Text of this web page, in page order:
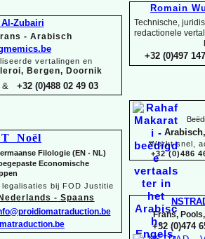
Romain
Technische,
redactionele
+32 (0)497
Werkt snel,
+32 (0)486
Frans,
+32 (0)474
Al-Zubairi
- Arabisch
vertalingen en
Bergen, Doornik
& +32 (0)488 02 49 03
Noël
Filologie (EN - NL)
Economische
bij FOD Justitie
Nederlands - Spaans